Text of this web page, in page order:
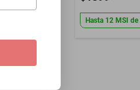
Hasta 12 MSI de